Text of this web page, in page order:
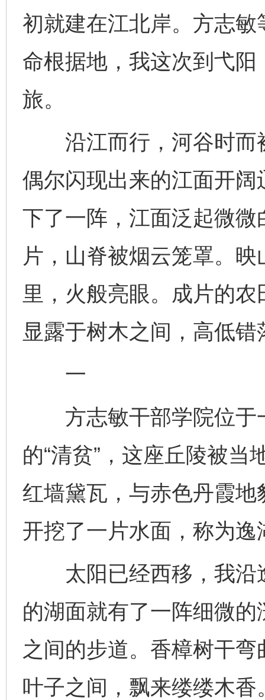
初就建在江北岸。方志
命根据地，我这次到弋
旅。
沿江而行，河谷时而
偶尔闪现出来的江面开
下了一阵，江面泛起微
片，山脊被烟云笼罩。
里，火般亮眼。成片的
显露于树木之间，高低错
一
方志敏干部学院位于
的“清贫”，这座丘陵被当
红墙黛瓦，与赤色丹霞
开挖了一片水面，称为逸
太阳已经西移，我沿
的湖面就有了一阵细微
之间的步道。香樟树干
叶子之间，飘来缕缕木